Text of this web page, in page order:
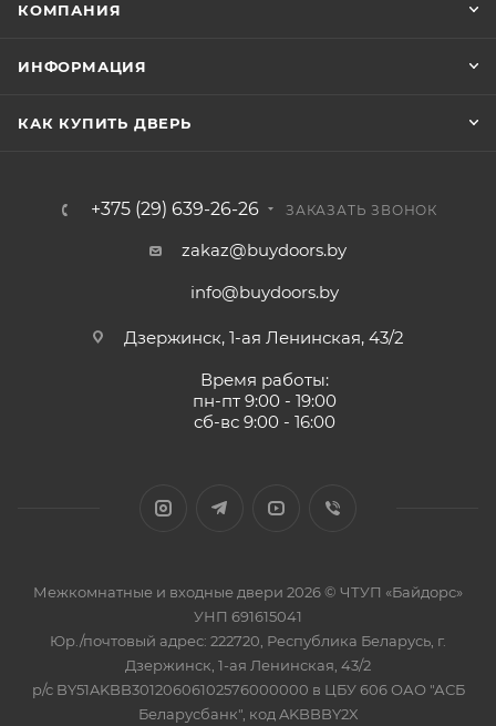
КОМПАНИЯ
ИНФОРМАЦИЯ
КАК КУПИТЬ ДВЕРЬ
+375 (29) 639-26-26 ЗАКАЗАТЬ ЗВОНОК
zakaz@buydoors.by
info@buydoors.by
Дзержинск, 1-ая Ленинская, 43/2
Время работы:
пн-пт 9:00 - 19:00
сб-вс 9:00 - 16:00
Межкомнатные и входные двери 2026 © ЧТУП «Байдорс»
УНП 691615041
Юр./почтовый адрес: 222720, Республика Беларусь, г.
Дзержинск, 1-ая Ленинская, 43/2
р/с BY51AKBB30120606102576000000 в ЦБУ 606 ОАО "АСБ
Беларусбанк", код AKBBBY2X